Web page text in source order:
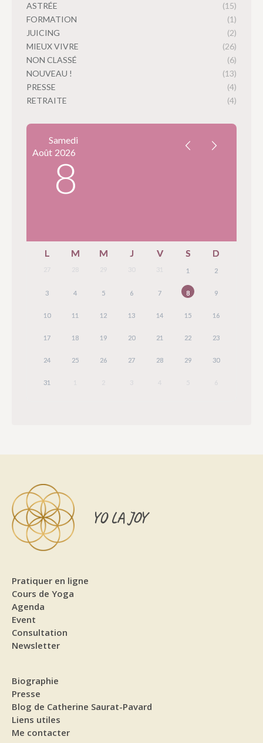
ASTRÉE
(15)
FORMATION
(1)
JUICING
(2)
MIEUX VIVRE
(26)
NON CLASSÉ
(6)
NOUVEAU !
(13)
PRESSE
(4)
RETRAITE
(4)
Samedi
Août 2026
8
L M M J V S D
1 2
3 4 5 6 7 8 9
10 11 12 13 14 15 16
17 18 19 20 21 22 23
24 25 26 27 28 29 30
31
YO LA JOY
Pratiquer en ligne
Cours de Yoga
Agenda
Event
Consultation
Newsletter
Biographie
Presse
Blog de Catherine Saurat-Pavard
Liens utiles
Me contacter